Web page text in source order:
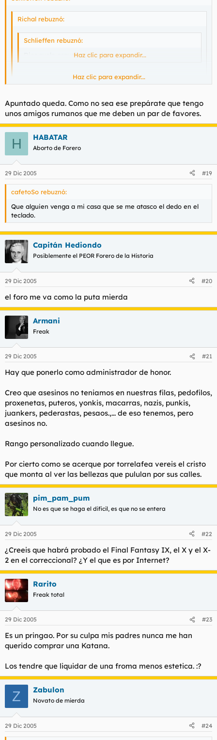
Richal rebuznó:
Schlieffen rebuznó:
Dios suele escuchar mis deseos.
Haz clic para expandir...
Dile que me diga el número de la lotería de la semana que
¿De que dia?
El Niño es el 22400.
Haz clic para expandir...
Apuntado queda. Como no sea ese prepárate que tengo
unos amigos rumanos que me deben un par de favores.
H HABATAR
Aborto de Forero
29 Dic 2005 #19
cafetoSo rebuznó:
Que alguien venga a mi casa que se me atasco el dedo en el
teclado.
Capitán Hediondo
Posiblemente el PEOR Forero de la Historia
29 Dic 2005 #20
el foro me va como la puta mierda
Armani
Freak
29 Dic 2005 #21
Hay que ponerlo como administrador de honor.
Creo que asesinos no teniamos en nuestras filas, pedofilos,
proxenetas, puteros, yonkis, macarras, nazis, punkis,
juankers, pederastas, pesaos.,... de eso tenemos, pero
asesinos no.
Rango personalizado cuando llegue.
Por cierto como se acerque por torrelafea vereis el cristo
que monta al ver las bellezas que pululan por sus calles.
pim_pam_pum
No es que se haga el dificil, es que no se entera
29 Dic 2005 #22
¿Creeis que habrá probado el Final Fantasy IX, el X y el X-
2 en el correccional? ¿Y el que es por Internet?
Rarito
Freak total
29 Dic 2005 #23
Es un pringao. Por su culpa mis padres nunca me han
querido comprar una Katana.
Los tendre que liquidar de una froma menos estetica. :?
Z Zabulon
Novato de mierda
29 Dic 2005 #24